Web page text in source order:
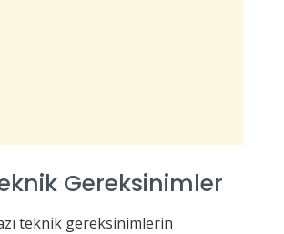
Gereksinimler
teknik gereksinimlerin